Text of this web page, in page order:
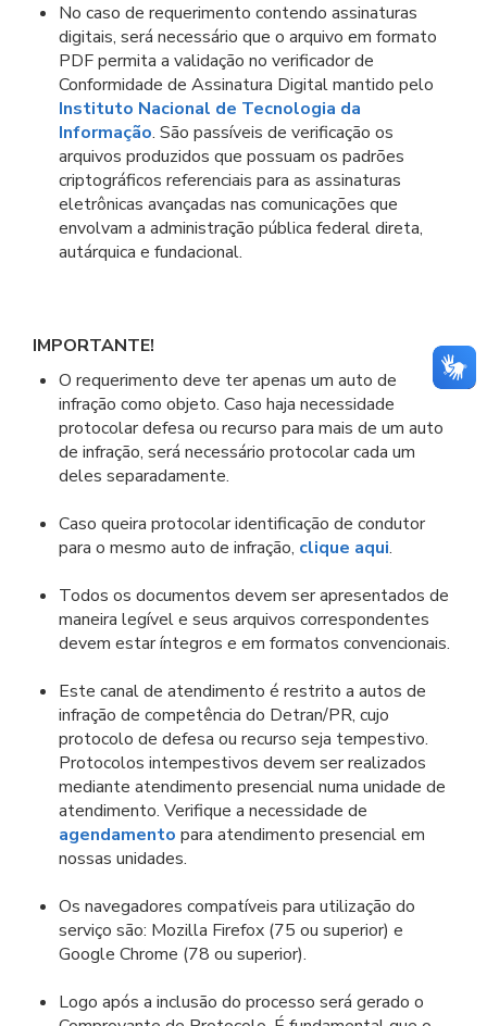
No caso de requerimento contendo assinaturas
digitais, será necessário que o arquivo em formato
PDF permita a validação no verificador de
Conformidade de Assinatura Digital mantido pelo
Instituto Nacional de Tecnologia da
Informação. São passíveis de verificação os
arquivos produzidos que possuam os padrões
criptográficos referenciais para as assinaturas
eletrônicas avançadas nas comunicações que
envolvam a administração pública federal direta,
autárquica e fundacional.
IMPORTANTE!
O requerimento deve ter apenas um auto de
infração como objeto. Caso haja necessidade
protocolar defesa ou recurso para mais de um auto
de infração, será necessário protocolar cada um
deles separadamente.
Caso queira protocolar identificação de condutor
para o mesmo auto de infração, clique aqui.
Todos os documentos devem ser apresentados de
maneira legível e seus arquivos correspondentes
devem estar íntegros e em formatos convencionais.
Este canal de atendimento é restrito a autos de
infração de competência do Detran/PR, cujo
protocolo de defesa ou recurso seja tempestivo.
Protocolos intempestivos devem ser realizados
mediante atendimento presencial numa unidade de
atendimento. Verifique a necessidade de
agendamento para atendimento presencial em
nossas unidades.
Os navegadores compatíveis para utilização do
serviço são: Mozilla Firefox (75 ou superior) e
Google Chrome (78 ou superior).
Logo após a inclusão do processo será gerado o